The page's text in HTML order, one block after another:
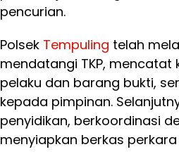
pencurian.
Polsek Tempuling telah
mendatangi TKP,
pelaku dan barang bukti,
kepada pimpinan.
penyidikan, berkoordinasi
menyiapkan berkas